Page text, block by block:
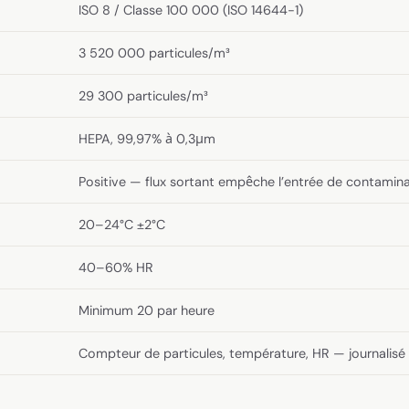
ISO 8 / Classe 100 000 (ISO 14644-1)
3 520 000 particules/m³
29 300 particules/m³
HEPA, 99,97% à 0,3μm
Positive — flux sortant empêche l’entrée de
20–24°C ±2°C
40–60% HR
Minimum 20 par heure
Compteur de particules, température, HR — journalisé